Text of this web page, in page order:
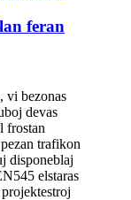
feran
vi bezonas
devas
frostan
trafikon
disponeblaj
elstaras